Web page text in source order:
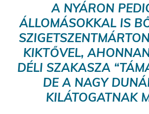
A NYÁRON
ÁLLOMÁSOKKAL IS
KIKTŐVEL,
DÉLI SZAKASZA
DE A NAGY
KILÁTOGATNAK